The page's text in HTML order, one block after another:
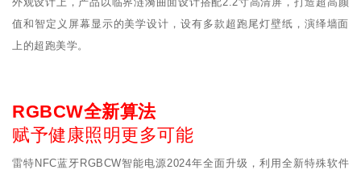
值和智定义屏幕显示的美学设计，设有多款超跑尾灯壁纸，演绎墙面
上的超跑美学。
RGBCW全新算法
赋予健康照明更多可能
雷特NFC蓝牙RGBCW智能电源2024年全面升级，利用全新特殊软件